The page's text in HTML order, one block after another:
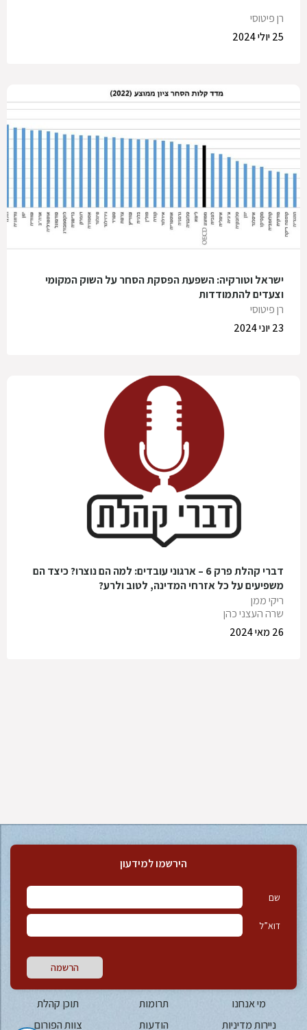
רן פיטוסי
25 יולי 2024
ישראל וטורקיה: השפעת הפסקת הסחר על השוק המקומי
וצעדים להתמודדות
רן פיטוסי
23 יוני 2024
דברי קהלת פרק 6 – ארגוני עובדים: למה הם נוצרו? כיצד הם
משפיעים על כל אזרחי המדינה, לטוב ולרע?
ריקי ממן
שרה העצני כהן
26 מאי 2024
הירשמו למידעון
שם
דוא”ל
הרשמה
מי אנחנו תרומות
תוכן קהלת
ניירות מדיניות
הודעות צוות הפורום